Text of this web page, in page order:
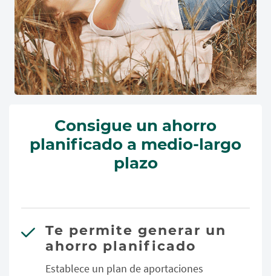
Consigue un ahorro
planificado a medio-largo
plazo
Te permite generar un
ahorro planificado
Establece un plan de aportaciones